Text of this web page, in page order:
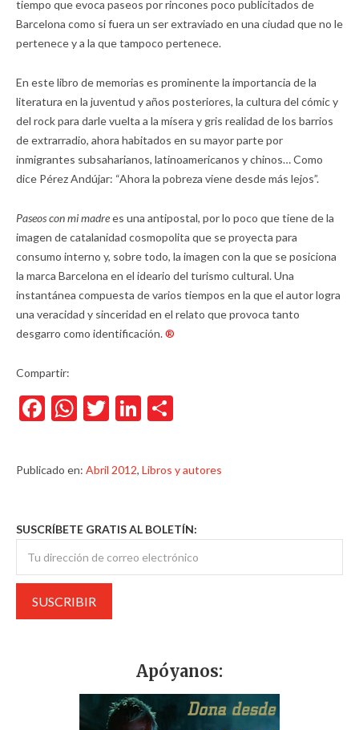
tiempo que evoca paseos por rincones poco publicitados de
Barcelona como si fuera un ser extraviado en una ciudad que no le
pertenece y a la que tampoco pertenece.
En este libro de memorias es prominente la importancia de la
literatura en la juventud y años posteriores, la cultura del cómic y
del rock para darle vuelta a la mísera y gris realidad de los barrios
de extrarradio, ahora habitados en su mayor parte por
inmigrantes subsaharianos, latinoamericanos y chinos… Como
dice Pérez Andújar: “Ahora la pobreza viene desde más lejos”.
Paseos con mi madrees una antipostal, por lo poco que tiene de la
imagen de catalanidad cosmopolita que se proyecta para
consumo interno y, sobre todo, la imagen con la que se posiciona
la marca Barcelona en el ideario del turismo cultural. Una
instantánea compuesta de varios tiempos en la que el autor logra
una veracidad y sinceridad en el relato que provoca tanto
desgarro como identificación.®
Compartir:
Facebook
WhatsApp
TwitterLinkedIn
Publicado en: Abril 2012, Libros y autores
SUSCRÍBETE GRATIS AL BOLETÍN:
Apóyanos: